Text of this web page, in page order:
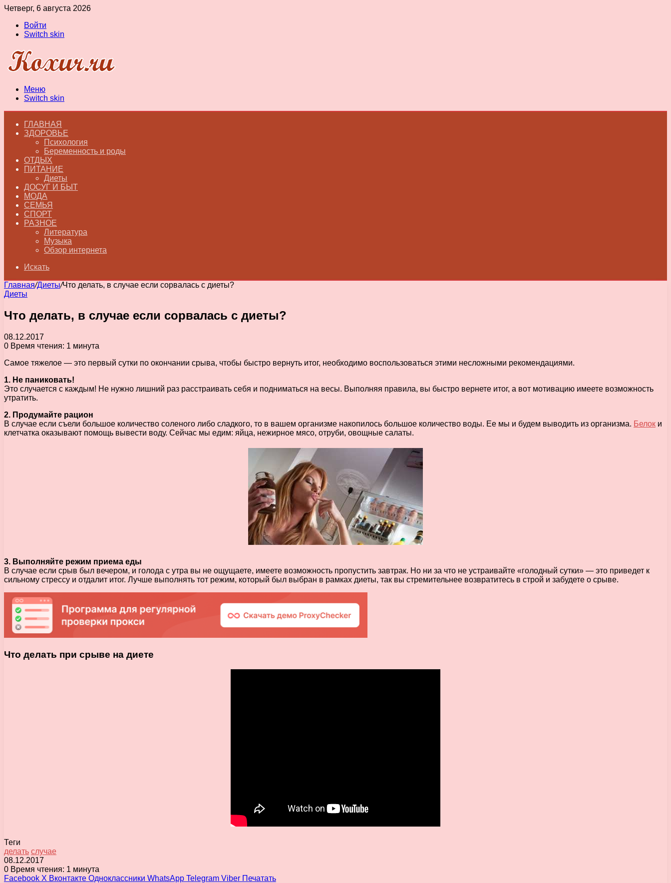
Четверг, 6 августа 2026
Войти
Switch skin
Меню
Switch skin
ГЛАВНАЯ
ЗДОРОВЬЕ
Психология
Беременность и роды
ОТДЫХ
ПИТАНИЕ
Диеты
ДОСУГ И БЫТ
МОДА
СЕМЬЯ
СПОРТ
РАЗНОЕ
Литература
Музыка
Обзор интернета
Искать
Главная/Диеты/Что делать, в случае если сорвалась с диеты?
Диеты
Что делать, в случае если сорвалась с диеты?
08.12.2017
0 Время чтения: 1 минута
Самое тяжелое — это первый сутки по окончании срыва, чтобы быстро вернуть итог, необходимо воспользоваться этими несложными рекомендациями.
1. Не паниковать!
Это случается с каждым! Не нужно лишний раз расстраивать себя и подниматься на весы. Выполняя правила, вы быстро вернете итог, а вот мотивацию имеете возможность
утратить.
2. Продумайте рацион
В случае если съели большое количество соленого либо сладкого, то в вашем организме накопилось большое количество воды. Ее мы и будем выводить из организма. Белок и
клетчатка оказывают помощь вывести воду. Сейчас мы едим: яйца, нежирное мясо, отруби, овощные салаты.
3. Выполняйте режим приема еды
В случае если срыв был вечером, и голода с утра вы не ощущаете, имеете возможность пропустить завтрак. Но ни за что не устраивайте «голодный сутки» — это приведет к
сильному стрессу и отдалит итог. Лучше выполнять тот режим, который был выбран в рамках диеты, так вы стремительнее возвратитесь в строй и забудете о срыве.
Что делать при срыве на диете
Теги
делать случае
08.12.2017
0 Время чтения: 1 минута
Facebook X Вконтакте Одноклассники WhatsApp Telegram Viber Печатать